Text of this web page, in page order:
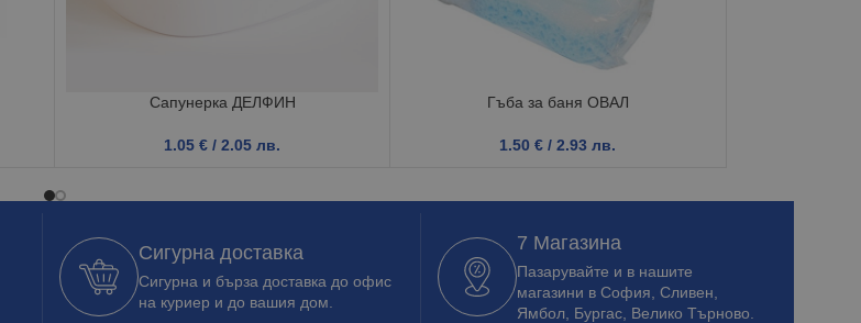
Сапунерка ДЕЛФИН
1.05 € / 2.05 лв.
Гъба за баня ОВАЛ
1.50 € / 2.93 лв.
Сигурна доставка
Сигурна и бърза доставка до офис
на куриер и до вашия дом.
7 Магазина
Пазарувайте и в нашите
магазини в София, Сливен,
Ямбол, Бургас, Велико Търново.